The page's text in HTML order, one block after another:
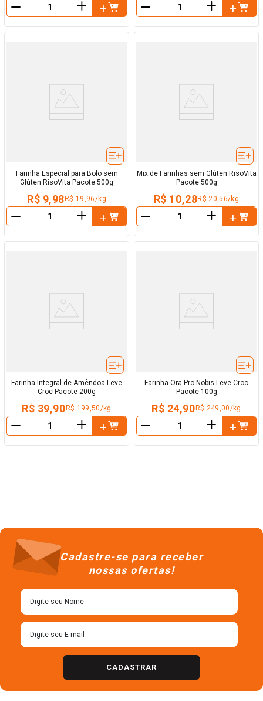
＋ ＋
Farinha Especial para Bolo sem
Glúten RisoVita Pacote 500g
R$ 9,98 R$ 19,96/kg
＋
Mix de Farinhas sem Glúten RisoVita
Pacote 500g
R$ 10,28R$ 20,56/kg
＋
Farinha Integral de Amêndoa Leve
Croc Pacote 200g
R$ 39,90 R$ 199,50/kg
＋
Farinha Ora Pro Nobis Leve Croc
Pacote 100g
R$ 24,90 R$ 249,00/kg
＋
Cadastre-se para receber
nossas ofertas!
CADASTRAR